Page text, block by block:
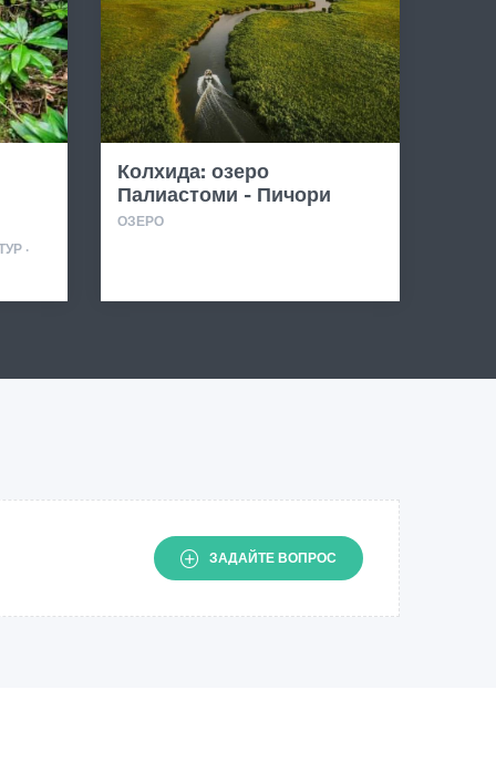
·
Колхида: озеро
Палиастоми - Пичори
ОЗЕРО
ЗАДАЙТЕ ВОПРОС